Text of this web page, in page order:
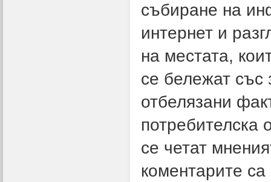
събиране на
интернет и
на местата,
се бележат със
отбелязани
потребителска
се четат
коментарите